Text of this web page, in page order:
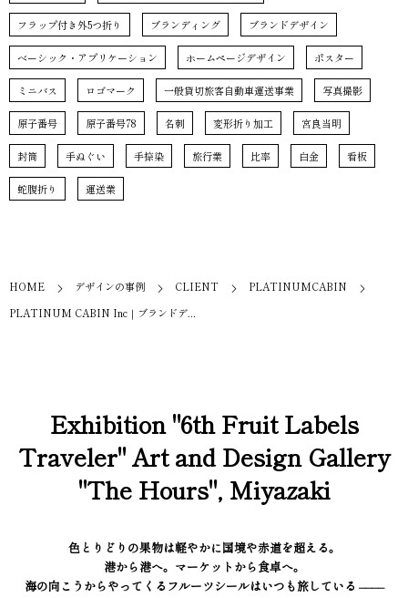
フラップ付き外5つ折り ブランディング ブランドデザイン
ベーシック・アプリケーション ホームページデザイン ポスター
ミニバス ロゴマーク 一般貸切旅客自動車運送事業 写真撮影
原子番号 原子番号78 名刺 変形折り加工 宮良当明
封筒 手ぬぐい 手捺染 旅行業 比率 白金 看板
蛇腹折り 運送業
HOME デザインの事例 CLIENT
PLATINUMCABIN
PLATINUM CABIN Inc｜ブランドデ...
Exhibition "6th Fruit Labels
Traveler" Art and Design Gallery
"The Hours", Miyazaki
色とりどりの果物は軽やかに国境や赤道を超える。
港から港へ。マーケットから食卓へ。
海の向こうからやってくるフルーツシールはいつも旅している ––––